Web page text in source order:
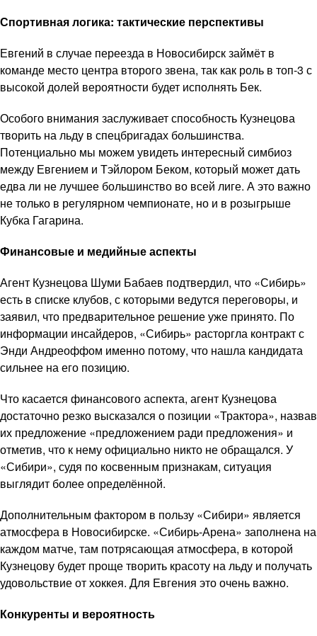
Спортивная логика: тактические перспективы
Евгений в случае переезда в Новосибирск займёт в
команде место центра второго звена, так как роль в топ-3 с
высокой долей вероятности будет исполнять Бек.
Особого внимания заслуживает способность Кузнецова
творить на льду в спецбригадах большинства.
Потенциально мы можем увидеть интересный симбиоз
между Евгением и Тэйлором Беком, который может дать
едва ли не лучшее большинство во всей лиге. А это важно
не только в регулярном чемпионате, но и в розыгрыше
Кубка Гагарина.
Финансовые и медийные аспекты
Агент Кузнецова Шуми Бабаев подтвердил, что «Сибирь»
есть в списке клубов, с которыми ведутся переговоры, и
заявил, что предварительное решение уже принято. По
информации инсайдеров, «Сибирь» расторгла контракт с
Энди Андреоффом именно потому, что нашла кандидата
сильнее на его позицию.
Что касается финансового аспекта, агент Кузнецова
достаточно резко высказался о позиции «Трактора», назвав
их предложение «предложением ради предложения» и
отметив, что к нему официально никто не обращался. У
«Сибири», судя по косвенным признакам, ситуация
выглядит более определённой.
Дополнительным фактором в пользу «Сибири» является
атмосфера в Новосибирске. «Сибирь-Арена» заполнена на
каждом матче, там потрясающая атмосфера, в которой
Кузнецову будет проще творить красоту на льду и получать
удовольствие от хоккея. Для Евгения это очень важно.
Конкуренты и вероятность